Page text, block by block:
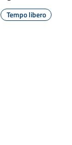
Tempo libero